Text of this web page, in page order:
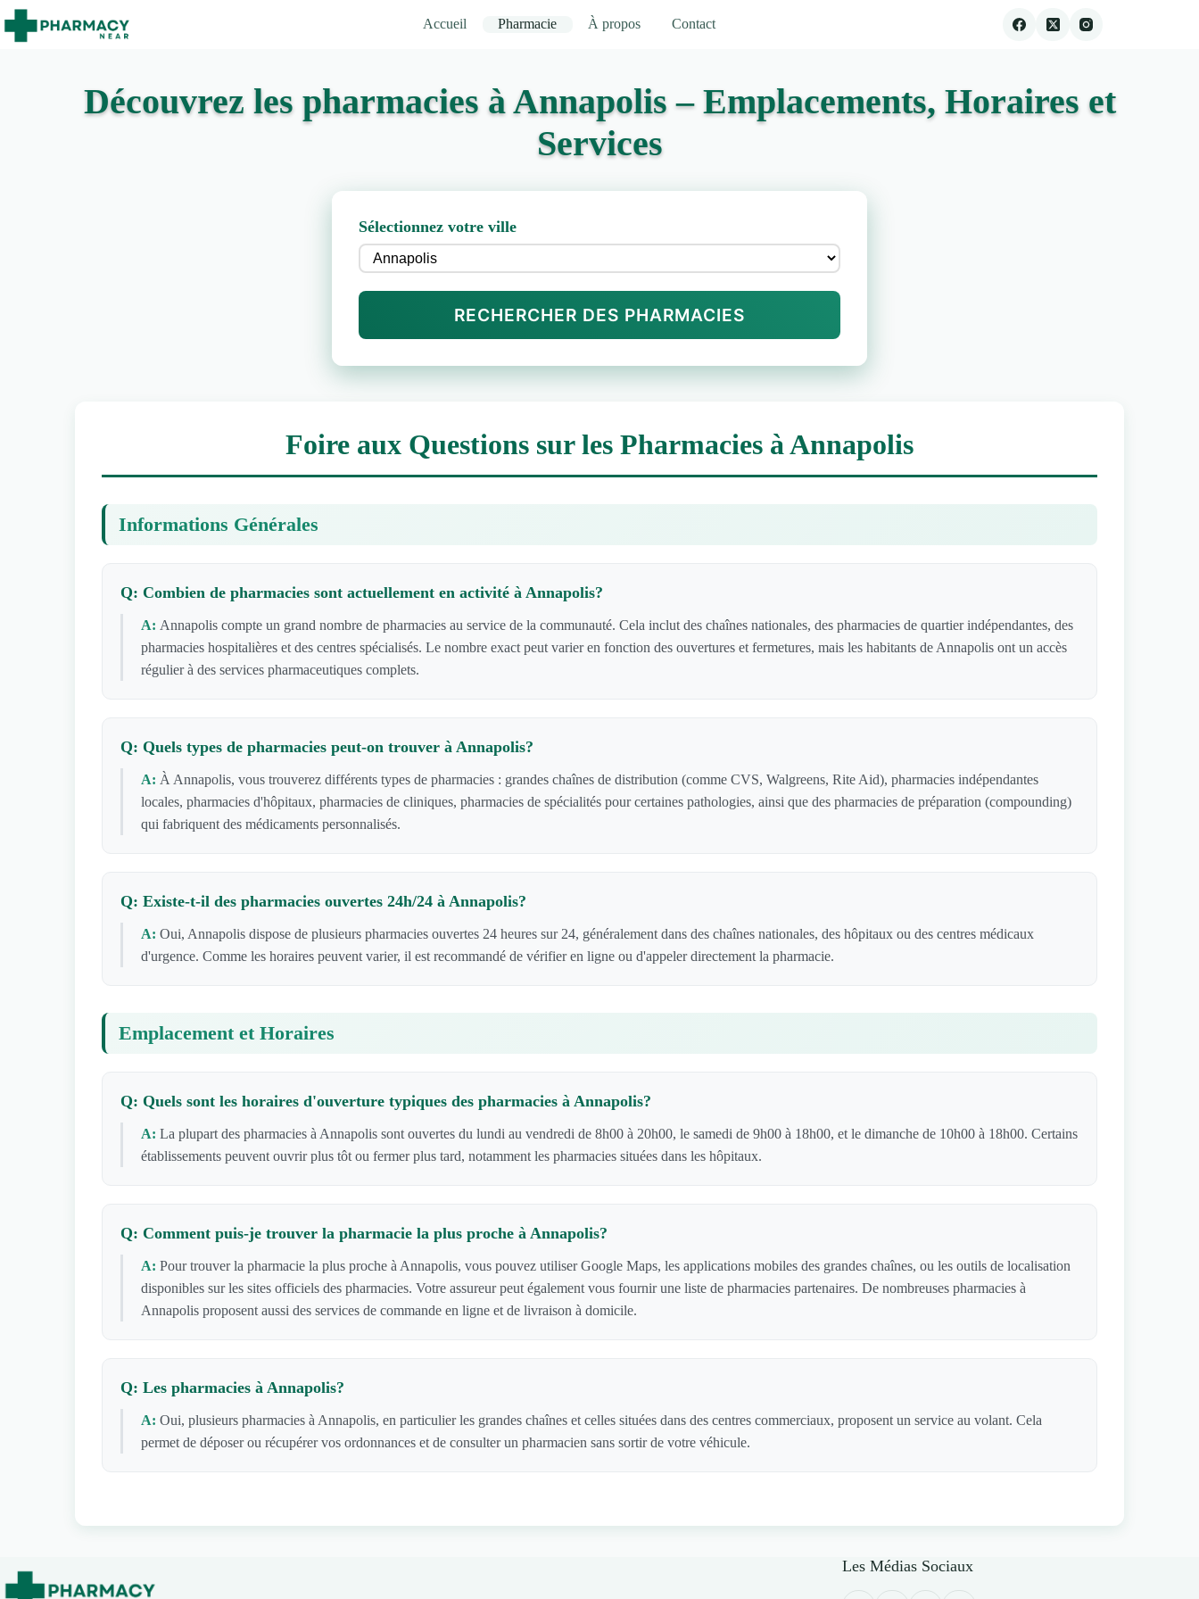
Accueil Pharmacie À propos Contact
Découvrez les pharmacies à Annapolis – Emplacements, Horaires et
Services
Sélectionnez votre ville
RECHERCHER DES PHARMACIES
Foire aux Questions sur les Pharmacies à Annapolis
Informations Générales
Q: Combien de pharmacies sont actuellement en activité à Annapolis?
A: Annapolis compte un grand nombre de pharmacies au service de la communauté. Cela inclut des chaînes nationales, des pharmacies de quartier indépendantes, des
pharmacies hospitalières et des centres spécialisés. Le nombre exact peut varier en fonction des ouvertures et fermetures, mais les habitants de Annapolis ont un accès
régulier à des services pharmaceutiques complets.
Q: Quels types de pharmacies peut-on trouver à Annapolis?
A: À Annapolis, vous trouverez différents types de pharmacies : grandes chaînes de distribution (comme CVS, Walgreens, Rite Aid), pharmacies indépendantes
locales, pharmacies d'hôpitaux, pharmacies de cliniques, pharmacies de spécialités pour certaines pathologies, ainsi que des pharmacies de préparation (compounding)
qui fabriquent des médicaments personnalisés.
Q: Existe-t-il des pharmacies ouvertes 24h/24 à Annapolis?
A: Oui, Annapolis dispose de plusieurs pharmacies ouvertes 24 heures sur 24, généralement dans des chaînes nationales, des hôpitaux ou des centres médicaux
d'urgence. Comme les horaires peuvent varier, il est recommandé de vérifier en ligne ou d'appeler directement la pharmacie.
Emplacement et Horaires
Q: Quels sont les horaires d'ouverture typiques des pharmacies à Annapolis?
A: La plupart des pharmacies à Annapolis sont ouvertes du lundi au vendredi de 8h00 à 20h00, le samedi de 9h00 à 18h00, et le dimanche de 10h00 à 18h00. Certains
établissements peuvent ouvrir plus tôt ou fermer plus tard, notamment les pharmacies situées dans les hôpitaux.
Q: Comment puis-je trouver la pharmacie la plus proche à Annapolis?
A: Pour trouver la pharmacie la plus proche à Annapolis, vous pouvez utiliser Google Maps, les applications mobiles des grandes chaînes, ou les outils de localisation
disponibles sur les sites officiels des pharmacies. Votre assureur peut également vous fournir une liste de pharmacies partenaires. De nombreuses pharmacies à
Annapolis proposent aussi des services de commande en ligne et de livraison à domicile.
Q: Les pharmacies à Annapolis?
A: Oui, plusieurs pharmacies à Annapolis, en particulier les grandes chaînes et celles situées dans des centres commerciaux, proposent un service au volant. Cela
permet de déposer ou récupérer vos ordonnances et de consulter un pharmacien sans sortir de votre véhicule.
Les Médias Sociaux